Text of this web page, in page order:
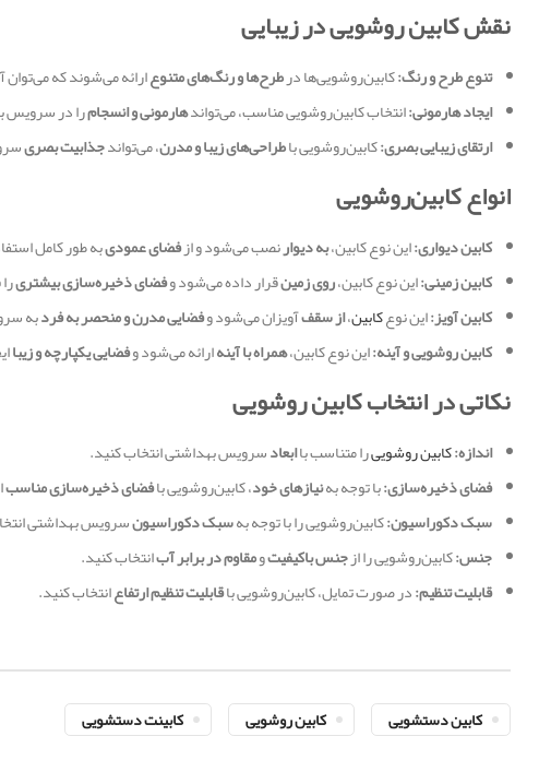
نقش کابین روشویی در زیبایی
تنوع طرح و رنگ:کابین‌روشویی‌ها درطرح‌ها و رنگ‌های متنوعارائه می‌شوند که می‌توان
ایجاد هارمونی:انتخاب کابین‌روشویی مناسب، می‌تواندهارمونی و انسجامرا در سرویس
ارتقای زیبایی بصری:کابین‌روشویی باطراحی‌های زیبا و مدرن، می‌تواندجذابیت بصری
انواع کابین‌روشویی
کابین دیواری:این نوع کابین،به دیوارنصب می‌شود و ازفضای عمودیبه طور کامل
کابین زمینی:این نوع کابین،روی زمینقرار داده می‌شود وفضای ذخیره‌سازی بیشتری
کابین آویز:این نوعکابین،از سقفآویزان می‌شود وفضایی مدرن و منحصر به فردبه
کابین روشویی و آینه:این نوع کابین،همراه با آینهارائه می‌شود وفضایی یکپارچه و زیبا
نکاتی در انتخاب کابین روشویی
اندازه:کابین روشوییرا متناسب باابعادسرویس بهداشتی انتخاب کنید.
فضای ذخیره‌سازی:با توجه بهنیازهای خود، کابین‌روشویی بافضای ذخیره‌سازی مناسب
سبک دکوراسیون:کابین‌روشویی را با توجه بهسبک دکوراسیونسرویس بهداشتی
جنس:کابین‌روشویی را ازجنس باکیفیتومقاوم در برابر آبانتخاب کنید.
قابلیت تنظیم:در صورت تمایل، کابین‌روشویی باقابلیت تنظیم ارتفاعانتخاب کنید.
کابین دستشویی کابین روشویی کابینت دستشویی